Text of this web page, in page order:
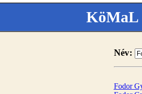
KöMaL
Név:
Fodor